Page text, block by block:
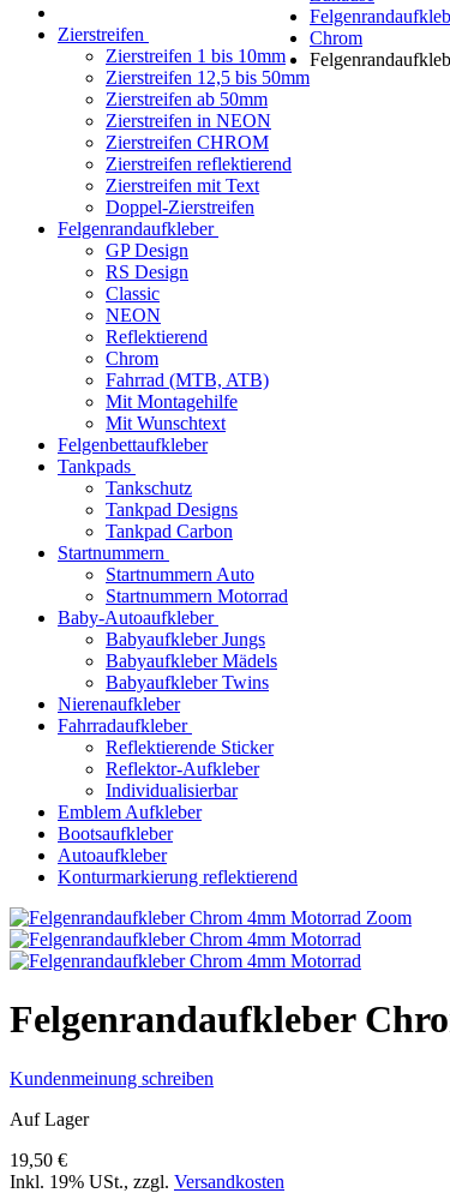
Zierstreifen
Zierstreifen 1 bis 10mm
Zierstreifen 12,5 bis 50mm
Zierstreifen ab 50mm
Zierstreifen in NEON
Zierstreifen CHROM
Zierstreifen reflektierend
Zierstreifen mit Text
Doppel-Zierstreifen
Felgenrandaufkleber
GP Design
RS Design
Classic
NEON
Reflektierend
Chrom
Fahrrad (MTB, ATB)
Mit Montagehilfe
Mit Wunschtext
Felgenbettaufkleber
Tankpads
Tankschutz
Tankpad Designs
Tankpad Carbon
Startnummern
Startnummern Auto
Startnummern Motorrad
Baby-Autoaufkleber
Babyaufkleber Jungs
Babyaufkleber Mädels
Babyaufkleber Twins
Nierenaufkleber
Fahrradaufkleber
Reflektierende Sticker
Reflektor-Aufkleber
Individualisierbar
Emblem Aufkleber
Bootsaufkleber
Autoaufkleber
Konturmarkierung reflektierend
Chrom
Zoom
Felgenrandaufkleber
Kundenmeinung schreiben
Auf Lager
19,50 €
Inkl. 19% USt., zzgl. Versandkosten